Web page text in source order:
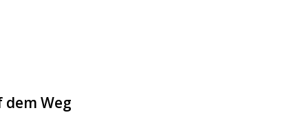
dem Weg